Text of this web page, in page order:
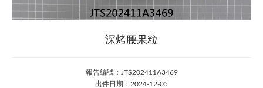
深烤腰果粒
報告編號：JTS202411A3469
出件日期：2024-12-05